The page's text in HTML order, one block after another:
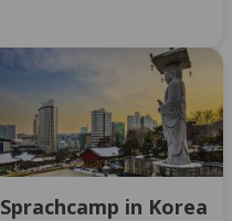
Sprachcamp in Korea